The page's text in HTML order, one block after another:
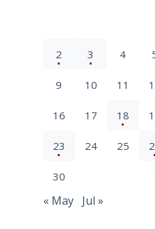
2 3 4
9 10 11
16 17 18
23 24 25
30
« May Jul »